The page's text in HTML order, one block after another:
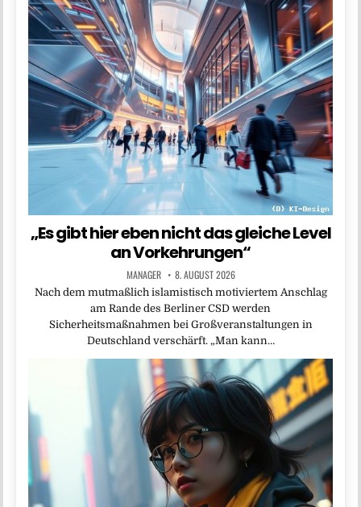
„Es gibt hier eben nicht das gleiche Level
an Vorkehrungen“
MANAGER 8. AUGUST 2026
Nach dem mutmaßlich islamistisch motiviertem Anschlag
am Rande des Berliner CSD werden
Sicherheitsmaßnahmen bei Großveranstaltungen in
Deutschland verschärft. „Man kann…